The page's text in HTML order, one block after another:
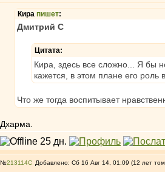
Кира пишет:
Дмитрий С
Цитата:
Кира, здесь все сложно... Я бы
кажется, в этом плане его
Что же тогда воспитывает
Дхарма.
№213114 Добавлено: Сб 16 Авг 14, 01:09 (12 лет